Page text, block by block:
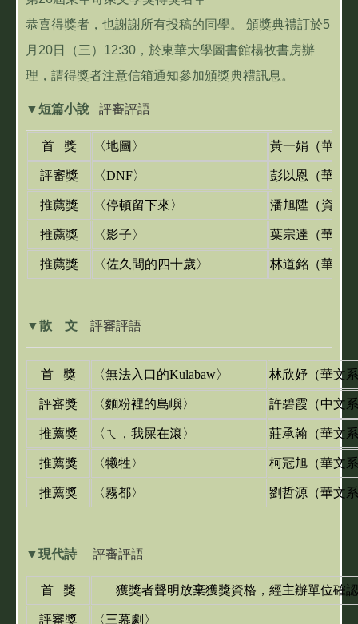
恭喜得獎者，也謝謝所有投稿的同學。 頒獎典禮訂於5
月20日（三）12:30，於東華大學圖書館楊牧書房辦
理，請得獎者注意信箱通知參加頒獎典禮訊息。
▼短篇小說 評審評語
首 獎 〈地圖〉 黃一娟 （華文
評審獎 〈DNF〉 彭以恩 （華文
推薦獎 〈停頓留下來〉 潘旭陞 （資工
推薦獎 〈影子〉 葉宗達 （華文
推薦獎 〈佐久間的四十歲〉 林道銘 （華文
▼散 文 評審評語
首 獎 〈無法入口的Kulabaw〉 林欣妤 （華文
評審獎 〈麵粉裡的島嶼〉 許碧霞 （中文
推薦獎 〈 ㄟ，我屎在滾〉 莊承翰 （華文
推薦獎 〈犧牲〉 柯冠旭 （華文
推薦獎 〈霧都〉 劉哲源 （華文
▼現代詩 評審評語
首 獎 獲獎者聲明放棄獲獎資格，經主辦單位確
評審獎 〈三幕劇 〉